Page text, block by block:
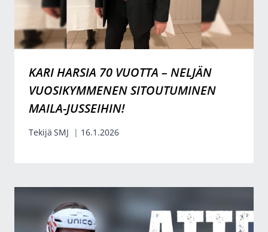
KARI HARSIA 70 VUOTTA – NELJÄN
VUOSIKYMMENEN SITOUTUMINEN
MAILA-JUSSEIHIN!
Tekijä SMJ 16.1.2026